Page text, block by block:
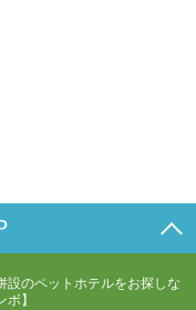
設のペットホテルをお探しな
】